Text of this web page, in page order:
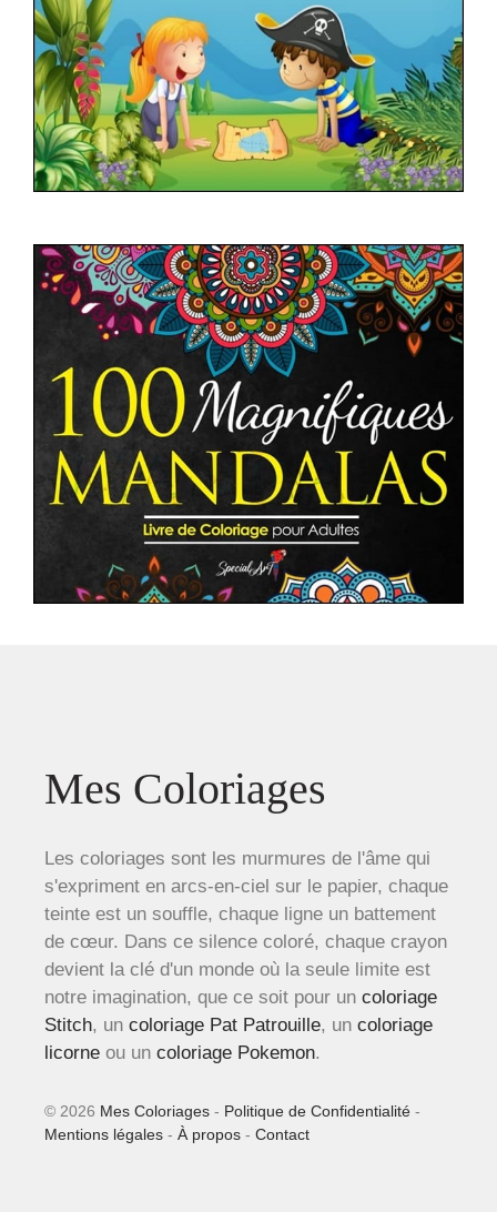
Mes Coloriages
Les coloriages sont les murmures de l'âme qui
s'expriment en arcs-en-ciel sur le papier, chaque
teinte est un souffle, chaque ligne un battement
de cœur. Dans ce silence coloré, chaque crayon
devient la clé d'un monde où la seule limite est
notre imagination, que ce soit pour un coloriage
Stitch, un coloriage Pat Patrouille, un coloriage
licorne ou un coloriage Pokemon.
© 2026 Mes Coloriages - Politique de Confidentialité -
Mentions légales - À propos - Contact